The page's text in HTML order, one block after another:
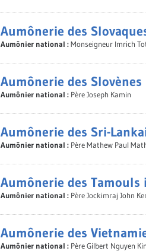
Aumônerie des
Aumônier national :Monseigneur Imrich
Aumônerie des Slovènes
Aumônier national : Père Joseph Kamin
Aumônerie des Sri-
Aumônier national : Père Mathew Paul
Aumônerie des Tamouls
Aumônier national : Père Jockimraj John
Aumônerie des
Aumônier national : Père Gilbert Nguyen